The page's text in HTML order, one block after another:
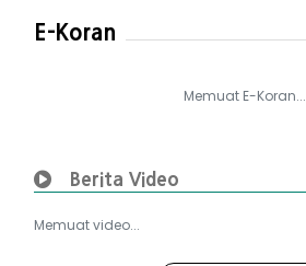
E-Koran
Memuat E-Koran...
Berita Video
Memuat video...